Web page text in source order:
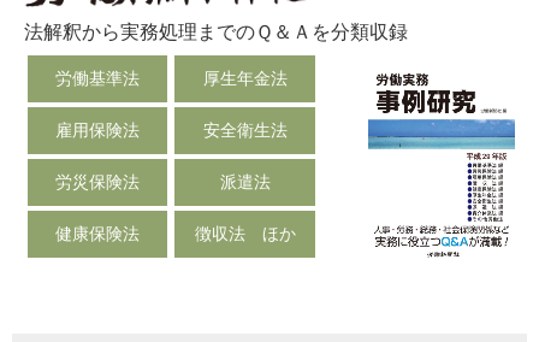
法解釈から実務処理までのＱ＆Ａを分類収録
労働基準法 厚生年金法
雇用保険法 安全衛生法
労災保険法 派遣法
健康保険法 徴収法 ほか